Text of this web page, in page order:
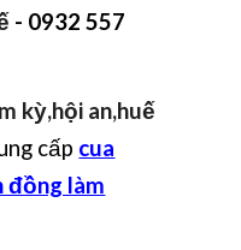
- 0932 557
kỳ,hội an,huế
cấp cua
đồng làm